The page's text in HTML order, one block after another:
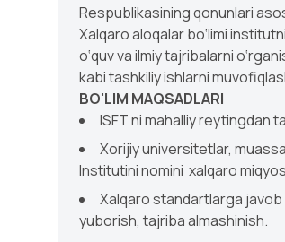
Respublikasining qonunlari
Xalqaro aloqalar bо‘limi
о‘quv va ilmiy tajribalarni
kabi tashkiliy ishlarni
BO'LIM MAQSADLARI
ISFT ni mahalliy reytingdan
Xorijiy universitetlar,
Institutini nomini xalqaro
Xalqaro standartlarga javob
yuborish, tajriba almashinish.